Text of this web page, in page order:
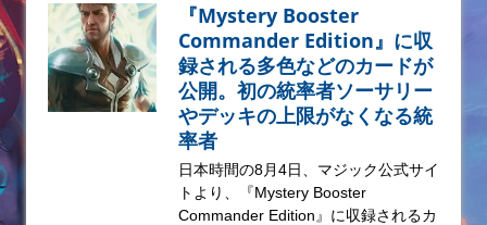
『Mystery Booster
Commander Edition』に収
録される多色などのカードが
公開。初の統率者ソーサリー
やデッキの上限がなくなる統
率者
日本時間の8月4日、マジック公式サイ
トより、『Mystery Booster
Commander Edition』に収録されるカ